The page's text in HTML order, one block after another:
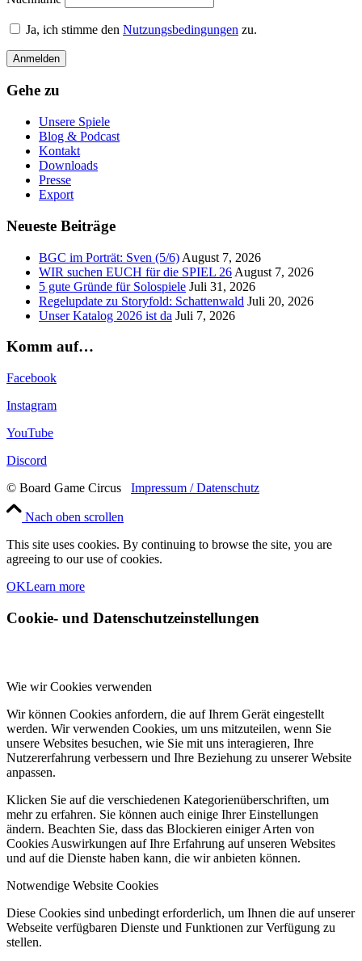
Ja, ich stimme den Nutzungsbedingungen zu.
Gehe zu
Unsere Spiele
Blog & Podcast
Kontakt
Downloads
Presse
Export
Neueste Beiträge
BGC im Porträt: Sven (5/6) August 7, 2026
WIR suchen EUCH für die SPIEL 26 August 7, 2026
5 gute Gründe für Solospiele Juli 31, 2026
Regelupdate zu Storyfold: Schattenwald Juli 20, 2026
Unser Katalog 2026 ist da Juli 7, 2026
Komm auf…
Facebook
Instagram
YouTube
Discord
© Board Game Circus Impressum / Datenschutz
Nach oben scrollen
This site uses cookies. By continuing to browse the site, you are
agreeing to our use of cookies.
OKLearn more
Cookie- und Datenschutzeinstellungen
Wie wir Cookies verwenden
Wir können Cookies anfordern, die auf Ihrem Gerät eingestellt
werden. Wir verwenden Cookies, um uns mitzuteilen, wenn Sie
unsere Websites besuchen, wie Sie mit uns interagieren, Ihre
Nutzererfahrung verbessern und Ihre Beziehung zu unserer Website
anpassen.
Klicken Sie auf die verschiedenen Kategorienüberschriften, um
mehr zu erfahren. Sie können auch einige Ihrer Einstellungen
ändern. Beachten Sie, dass das Blockieren einiger Arten von
Cookies Auswirkungen auf Ihre Erfahrung auf unseren Websites
und auf die Dienste haben kann, die wir anbieten können.
Notwendige Website Cookies
Diese Cookies sind unbedingt erforderlich, um Ihnen die auf unserer
Webseite verfügbaren Dienste und Funktionen zur Verfügung zu
stellen.